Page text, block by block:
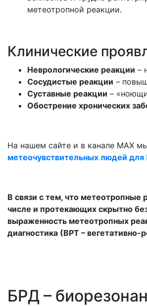
метеотропной реакции.
Клинические
Неврологические реакции –
Сосудистые реакции –
Суставные реакции –
Обострение хронических
На нашем сайте и в канале МАХ
метеочувствительных людей для
В связи с тем, что метеотропные
числе и протекающих скрытно
выраженность метеотропных
диагностика (ВРТ – вегетативно-
БРД –